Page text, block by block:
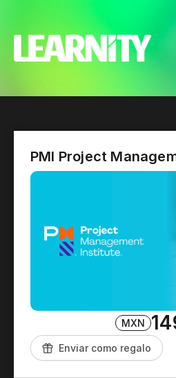
PMI Project
MXN
Enviar como regalo